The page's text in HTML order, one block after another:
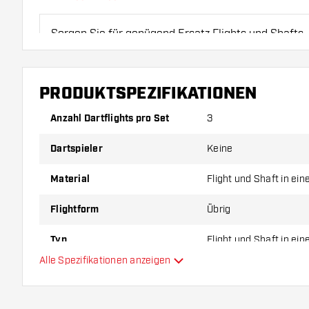
Sorgen Sie für genügend Ersatz Flights und
durch Gebrauch abnutzen oder brechen.
Probieren Sie eine andere Form, ein anderes
Ihnen passt!
PRODUKTSPEZIFIKATIONEN
Anzahl Dartflights pro Set 3
Dartspieler Keine
Material Flight und Shaft in
Flightform Übrig
Typ Flight und Shaft in
Alle Spezifikationen anzeigen